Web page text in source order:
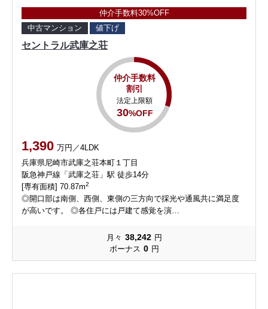
仲介手数料30%OFF
中古マンション
値下げ
セントラル武庫之荘
仲介手数料
割引
法定上限額
30%OFF
1,390 万円／4LDK
兵庫県尼崎市武庫之荘本町１丁目
阪急神戸線「武庫之荘」駅 徒歩14分
[専有面積] 70.87m2
◎開口部は南側、西側、東側の三方向で採光や通風共に満足度
が高いです。 ◎各住戸には戸建て感覚を演…
月々 38,242 円
ボーナス 0 円